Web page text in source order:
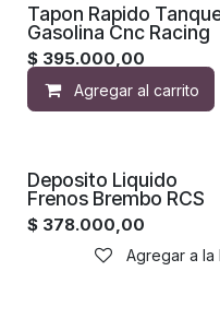
Tapon Rapido
Gasolina Cnc Racing
$ 395.000,00
Agregar al carrito
Deposito Liquido
Frenos Brembo RCS
$ 378.000,00
Agregar a